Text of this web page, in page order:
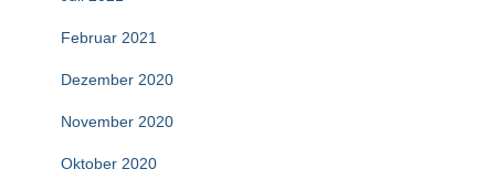
Februar 2021
Dezember 2020
November 2020
Oktober 2020